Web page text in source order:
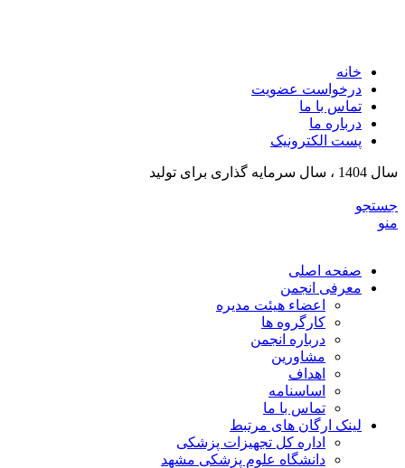
خانه
درخواست عضویت
تماس با ما
درباره ما
پست الکترونیک
سال 1404 ، سال سرمایه گذاری برای تولید
جستجو
منو
صفحه اصلی
معرفی انجمن
اعضاء هیئت مدیره
کارگروه ها
درباره انجمن
مشاورین
اهداف
اساسنامه
تماس با ما
لینک ارگان های مرتبط
اداره کل تجهیزات پزشکی
دانشگاه علوم پزشکی مشهد